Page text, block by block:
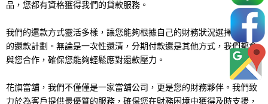
品，您都有資格獲得我們的貸款服務。
我們的還款方式靈活多樣，讓您能夠根據自己的財務狀況選擇最適合
的還款計劃。無論是一次性還清，分期付款還是其他方式，我們都會
與您合作，確保您能夠輕鬆應對還款壓力。
花旗當舖，我們不僅僅是一家當舖公司，更是您的財務夥伴。我們致
力於為客戶提供最優質的服務，確保您在財務困境中獲得及時支援，